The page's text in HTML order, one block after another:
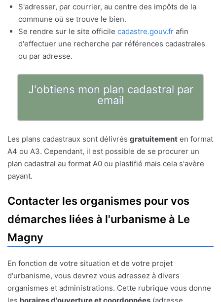
S'adresser, par courrier, au centre des impôts de la
commune où se trouve le bien.
Se rendre sur le site officile cadastre.gouv.fr afin
d'effectuer une recherche par références cadastrales
ou par adresse.
J'obtiens mon plan cadastral par
email
Les plans cadastraux sont délivrés gratuitement en format
A4 ou A3. Cependant, il est possible de se procurer un
plan cadastral au format A0 ou plastifié mais cela s'avère
payant.
Contacter les organismes pour vos
démarches liées à l'urbanisme à Le
Magny
En fonction de votre situation et de votre projet
d'urbanisme, vous devrez vous adressez à divers
organismes et administrations. Cette rubrique vous donne